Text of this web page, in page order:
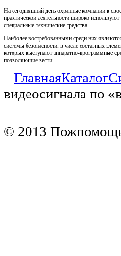
На сегодняшний день охранные компании в
практической деятельности широко используют
специальные технические средства.
Наиболее востребованными среди них
системы безопасности, в числе составных
которых выступают аппаратно-программные
позволяющие вести ...
ГлавнаяКаталог
видеосигнала по
© 2013